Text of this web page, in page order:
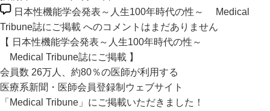
日本性機能学会発表～人生100年時代の性～ Medical
Tribune誌にご掲載 へのコメントはまだありません
【 日本性機能学会発表～人生100年時代の性～
Medical Tribune誌にご掲載 】
会員数 26万人、約80％の医師が利用する
医療系新聞・医師会員登録制ウェブサイト
「Medical Tribune」にご掲載いただきました！